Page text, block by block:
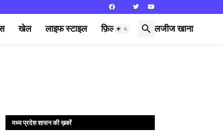
खेल लाइफ स्टाइल फ़िल्मी दुनिया लजीज खाना
मध्य प्रदेश शासन की ख़बरें